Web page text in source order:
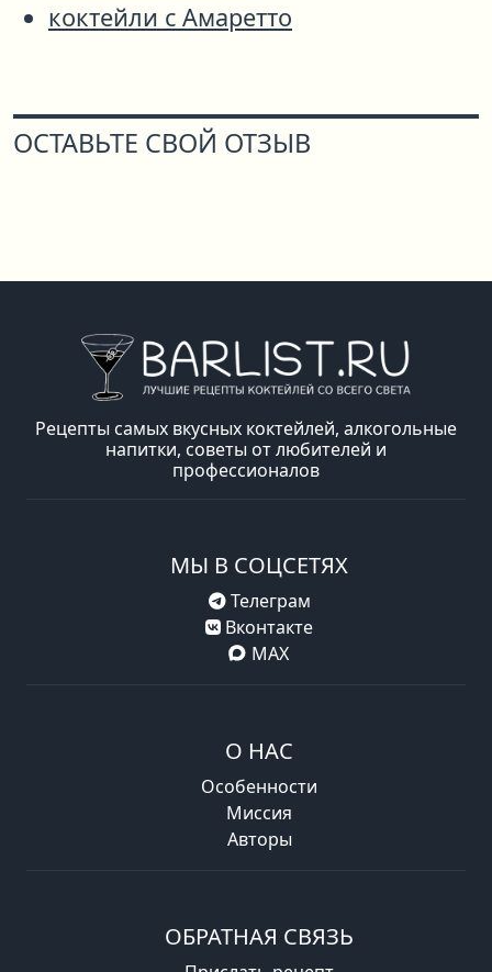
коктейли с Амаретто
ОСТАВЬТЕ СВОЙ ОТЗЫВ
Рецепты самых вкусных коктейлей, алкогольные
напитки, советы от любителей и
профессионалов
МЫ В СОЦСЕТЯХ
Телеграм
Вконтакте
MAX
О НАС
Особенности
Миссия
Авторы
ОБРАТНАЯ СВЯЗЬ